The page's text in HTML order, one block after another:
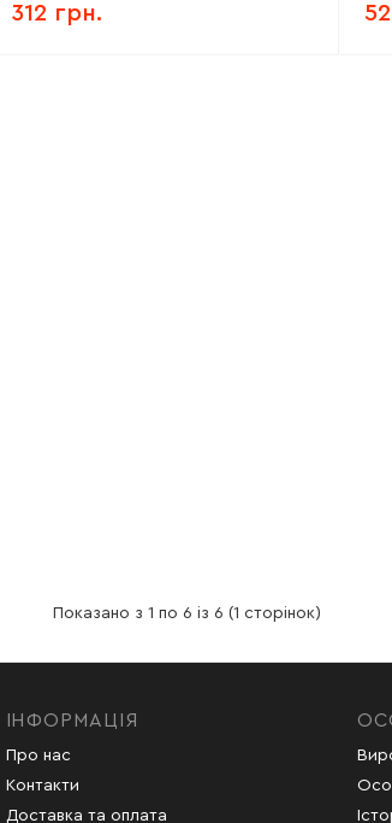
312 грн.
Показано з 1 по 6 із 6 (1 сторінок)
ІНФОРМАЦІЯ
Про нас
Контакти
Доставка та оплата